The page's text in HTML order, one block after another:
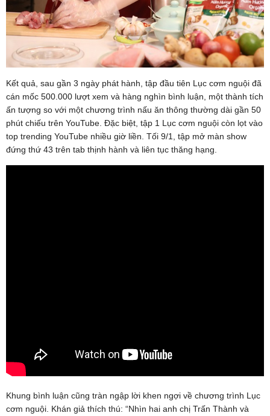
Kết quả, sau gần 3 ngày phát hành, tập đầu tiên Lục cơm nguội đã
cán mốc 500.000 lượt xem và hàng nghìn bình luận, một thành tích
ấn tượng so với một chương trình nấu ăn thông thường dài gần 50
phút chiếu trên YouTube. Đặc biệt, tập 1 Lục cơm nguội còn lọt vào
top trending YouTube nhiều giờ liền. Tối 9/1, tập mở màn show
đứng thứ 43 trên tab thịnh hành và liên tục thăng hạng.
Khung bình luận cũng tràn ngập lời khen ngợi về chương trình Lục
cơm nguội. Khán giả thích thú: “Nhìn hai anh chị Trấn Thành và